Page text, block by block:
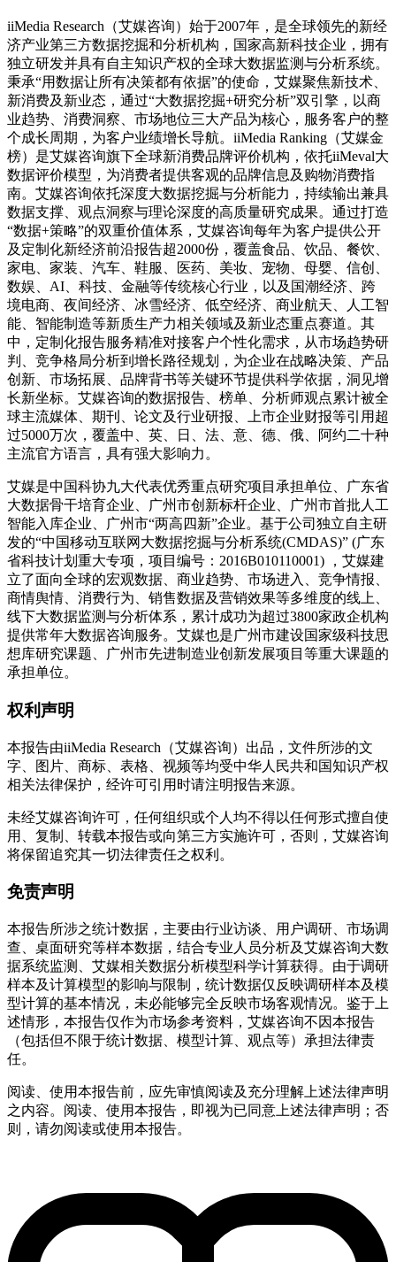
iiMedia Research（艾媒咨询）始于2007年，是全球领先的新经
济产业第三方数据挖掘和分析机构，国家高新科技企业，拥有
独立研发并具有自主知识产权的全球大数据监测与分析系统。
秉承“用数据让所有决策都有依据”的使命，艾媒聚焦新技术、
新消费及新业态，通过“大数据挖掘+研究分析”双引擎，以商
业趋势、消费洞察、市场地位三大产品为核心，服务客户的整
个成长周期，为客户业绩增长导航。iiMedia Ranking（艾媒金
榜）是艾媒咨询旗下全球新消费品牌评价机构，依托iiMeval大
数据评价模型，为消费者提供客观的品牌信息及购物消费指
南。艾媒咨询依托深度大数据挖掘与分析能力，持续输出兼具
数据支撑、观点洞察与理论深度的高质量研究成果。通过打造
“数据+策略”的双重价值体系，艾媒咨询每年为客户提供公开
及定制化新经济前沿报告超2000份，覆盖食品、饮品、餐饮、
家电、家装、汽车、鞋服、医药、美妆、宠物、母婴、信创、
数娱、AI、科技、金融等传统核心行业，以及国潮经济、跨
境电商、夜间经济、冰雪经济、低空经济、商业航天、人工智
能、智能制造等新质生产力相关领域及新业态重点赛道。其
中，定制化报告服务精准对接客户个性化需求，从市场趋势研
判、竞争格局分析到增长路径规划，为企业在战略决策、产品
创新、市场拓展、品牌背书等关键环节提供科学依据，洞见增
长新坐标。艾媒咨询的数据报告、榜单、分析师观点累计被全
球主流媒体、期刊、论文及行业研报、上市企业财报等引用超
过5000万次，覆盖中、英、日、法、意、德、俄、阿约二十种
主流官方语言，具有强大影响力。
艾媒是中国科协九大代表优秀重点研究项目承担单位、广东省
大数据骨干培育企业、广州市创新标杆企业、广州市首批人工
智能入库企业、广州市“两高四新”企业。基于公司独立自主研
发的“中国移动互联网大数据挖掘与分析系统(CMDAS)” (广东
省科技计划重大专项，项目编号：2016B010110001) ，艾媒建
立了面向全球的宏观数据、商业趋势、市场进入、竞争情报、
商情舆情、消费行为、销售数据及营销效果等多维度的线上、
线下大数据监测与分析体系，累计成功为超过3800家政企机构
提供常年大数据咨询服务。艾媒也是广州市建设国家级科技思
想库研究课题、广州市先进制造业创新发展项目等重大课题的
承担单位。
权利声明
本报告由iiMedia Research（艾媒咨询）出品，文件所涉的文
字、图片、商标、表格、视频等均受中华人民共和国知识产权
相关法律保护，经许可引用时请注明报告来源。
未经艾媒咨询许可，任何组织或个人均不得以任何形式擅自使
用、复制、转载本报告或向第三方实施许可，否则，艾媒咨询
将保留追究其一切法律责任之权利。
免责声明
本报告所涉之统计数据，主要由行业访谈、用户调研、市场调
查、桌面研究等样本数据，结合专业人员分析及艾媒咨询大数
据系统监测、艾媒相关数据分析模型科学计算获得。由于调研
样本及计算模型的影响与限制，统计数据仅反映调研样本及模
型计算的基本情况，未必能够完全反映市场客观情况。鉴于上
述情形，本报告仅作为市场参考资料，艾媒咨询不因本报告
（包括但不限于统计数据、模型计算、观点等）承担法律责
任。
阅读、使用本报告前，应先审慎阅读及充分理解上述法律声明
之内容。阅读、使用本报告，即视为已同意上述法律声明；否
则，请勿阅读或使用本报告。